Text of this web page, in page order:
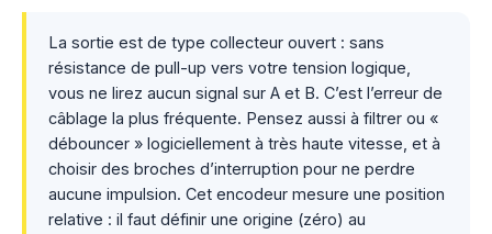
La sortie est de type collecteur ouvert : sans
résistance de pull-up vers votre tension logique,
vous ne lirez aucun signal sur A et B. C’est l’erreur de
câblage la plus fréquente. Pensez aussi à filtrer ou «
débouncer » logiciellement à très haute vitesse, et à
choisir des broches d’interruption pour ne perdre
aucune impulsion. Cet encodeur mesure une position
relative : il faut définir une origine (zéro) au